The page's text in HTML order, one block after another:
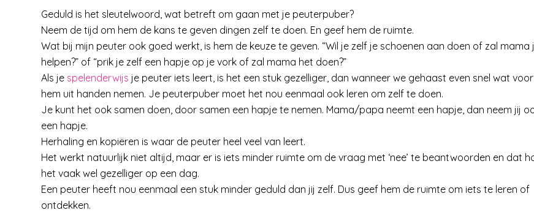
Geduld is het sleutelwoord, wat betreft om gaan met je peuterpuber?
Neem de tijd om hem de kans te geven dingen zelf te doen. En geef hem de ruimte.
Wat bij mijn peuter ook goed werkt, is hem de keuze te geven. “Wil je zelf je schoenen aan doen of zal mama
helpen?” of “prik je zelf een hapje op je vork of zal mama het doen?”
Als je spelenderwijs je peuter iets leert, is het een stuk gezelliger, dan wanneer we gehaast even snel wat voor
hem uit handen nemen. Je peuterpuber moet het nou eenmaal ook leren om zelf te doen.
Je kunt het ook samen doen, door samen een hapje te nemen. Mama/papa neemt een hapje, dan neem jij
een hapje.
Herhaling en kopiëren is waar de peuter heel veel van leert.
Het werkt natuurlijk niet altijd, maar er is iets minder ruimte om de vraag met ‘nee’ te beantwoorden en dat
het vaak wel gezelliger op een dag.
Een peuter heeft nou eenmaal een stuk minder geduld dan jij zelf. Dus geef hem de ruimte om iets te leren of
ontdekken.